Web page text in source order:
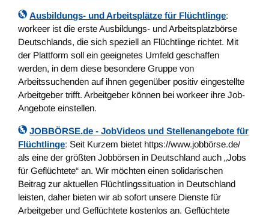
Ausbildungs- und Arbeitsplätze für Flüchtlinge:
workeer ist die erste Ausbildungs- und Arbeitsplatzbörse
Deutschlands, die sich speziell an Flüchtlinge richtet. Mit
der Plattform soll ein geeignetes Umfeld geschaffen
werden, in dem diese besondere Gruppe von
Arbeitssuchenden auf ihnen gegenüber positiv eingestellte
Arbeitgeber trifft. Arbeitgeber können bei workeer ihre Job-
Angebote einstellen.
JOBBÖRSE.de - JobVideos und Stellenangebote für
Flüchtlinge: Seit Kurzem bietet https://www.jobbörse.de/
als eine der größten Jobbörsen in Deutschland auch „Jobs
für Geflüchtete“ an. Wir möchten einen solidarischen
Beitrag zur aktuellen Flüchtlingssituation in Deutschland
leisten, daher bieten wir ab sofort unsere Dienste für
Arbeitgeber und Geflüchtete kostenlos an. Geflüchtete